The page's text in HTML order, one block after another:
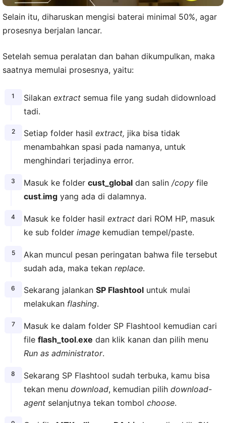
Selain itu, diharuskan mengisi baterai minimal 50%, agar
prosesnya berjalan lancar.
Setelah semua peralatan dan bahan dikumpulkan, maka
saatnya memulai prosesnya, yaitu:
Silakan extractsemua file yang sudah didownload
tadi.
Setiap folder hasil extract, jika bisa tidak
menambahkan spasi pada namanya, untuk
menghindari terjadinya error.
Masuk ke folder cust_globaldan salin /copyfile
cust.imgyang ada di dalamnya.
Masuk ke folder hasil extractdari ROM HP, masuk
ke sub folder imagekemudian tempel/paste.
Akan muncul pesan peringatan bahwa file tersebut
sudah ada, maka tekan replace.
Sekarang jalankan SP Flashtooluntuk mulai
melakukan flashing.
Masuk ke dalam folder SP Flashtool kemudian cari
file flash_tool.exe dan klik kanan dan pilih menu
Run as administrator.
Sekarang SP Flashtool sudah terbuka, kamu bisa
tekan menu download, kemudian pilih download-
agentselanjutnya tekan tombol choose.